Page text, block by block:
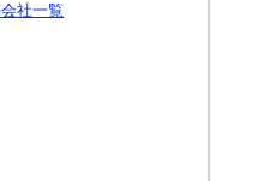
社一覧